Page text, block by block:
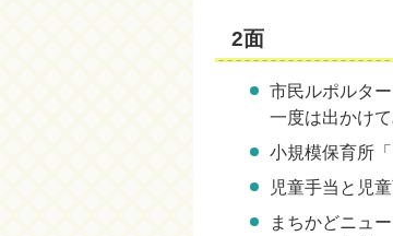
2面
市民ルポルター
一度は出かけ
小規模保育所
児童手当と児
まちかどニュー